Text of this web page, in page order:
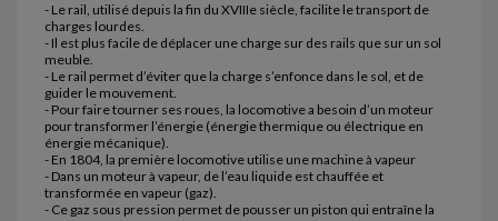
- Le rail, utilisé depuis la fin du XVIIIe siècle, facilite le transport de
charges lourdes.
- Il est plus facile de déplacer une charge sur des rails que sur un sol
meuble.
- Le rail permet d’éviter que la charge s’enfonce dans le sol, et de
guider le mouvement.
- Pour faire tourner ses roues, la locomotive a besoin d’un moteur
pour transformer l’énergie (énergie thermique ou électrique en
énergie mécanique).
- En 1804, la première locomotive utilise une machine à vapeur
- Dans un moteur à vapeur, de l’eau liquide est chauffée et
transformée en vapeur (gaz).
- Ce gaz sous pression permet de pousser un piston qui entraîne la